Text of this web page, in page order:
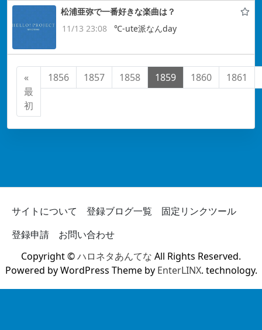
松浦亜弥で一番好きな楽曲は？
11/13 23:08
℃-ute派なんday
«
最
初
1856 1857 1858 1859 1860 1861
サイトについて 登録ブログ一覧
固定リンクツール
登録申請
お問い合わせ
Copyright ©ハロネタあんてな All Rights Reserved.
Powered by WordPress Theme by EnterLINX. technology.